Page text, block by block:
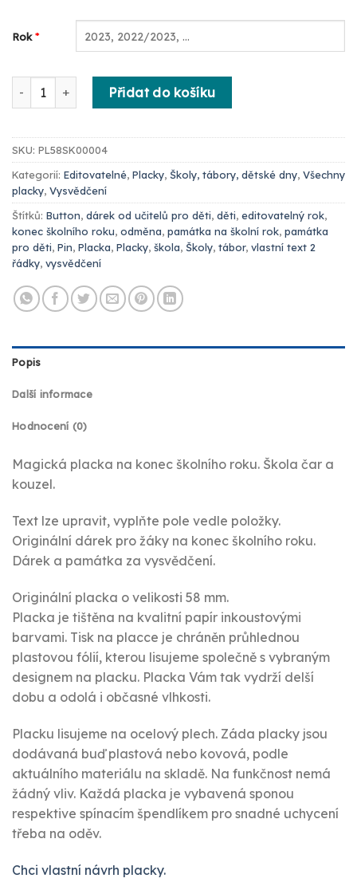
Rok *
Placka za vysvědčení / konec školního roku - Neplecha
Přidat do košíku
SKU: PL58SK00004
Kategorií: Editovatelné, Placky, Školy, tábory, dětské dny, Všechny
placky, Vysvědčení
Štítků: Button, dárek od učitelů pro děti, děti, editovatelný rok,
konec školního roku, odměna, památka na školní rok, památka
pro děti, Pin, Placka, Placky, škola, Školy, tábor, vlastní text 2
řádky, vysvědčení
Popis
Další informace
Hodnocení (0)
Magická placka na konec školního roku. Škola čar a
kouzel.
Text lze upravit, vyplňte pole vedle položky.
Originální dárek pro žáky na konec školního roku.
Dárek a památka za vysvědčení.
Originální placka o velikosti 58 mm.
Placka je tištěna na kvalitní papír inkoustovými
barvami. Tisk na placce je chráněn průhlednou
plastovou fólií, kterou lisujeme společně s vybraným
designem na placku. Placka Vám tak vydrží delší
dobu a odolá i občasné vlhkosti.
Placku lisujeme na ocelový plech. Záda placky jsou
dodávaná buď plastová nebo kovová, podle
aktuálního materiálu na skladě. Na funkčnost nemá
žádný vliv. Každá placka je vybavená sponou
respektive spínacím špendlíkem pro snadné uchycení
třeba na oděv.
Chci vlastní návrh placky.